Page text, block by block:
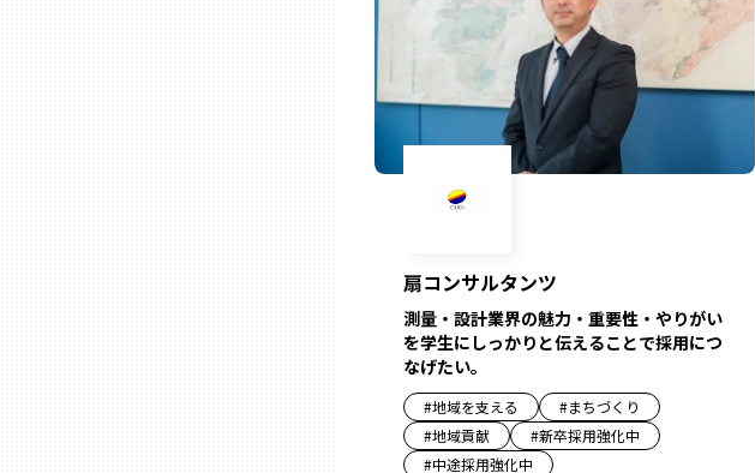
扇コンサルタンツ
測量・設計業界の魅力・重要性・やりがい
を学生にしっかりと伝えることで採用につ
なげたい。
#地域を支える #まちづくり
#地域貢献 #新卒採用強化中
#中途採用強化中